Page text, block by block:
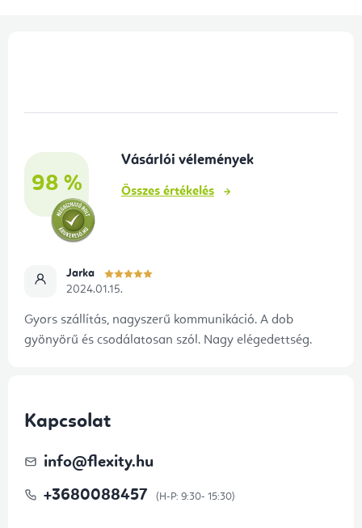
98 %
Vásárlói vélemények
Összes értékelés
Jarka
2024.01.15.
Gyors szállítás, nagyszerű kommunikáció. A dob
gyönyörű és csodálatosan szól. Nagy elégedettség.
Kapcsolat
info@flexity.hu
+3680088457